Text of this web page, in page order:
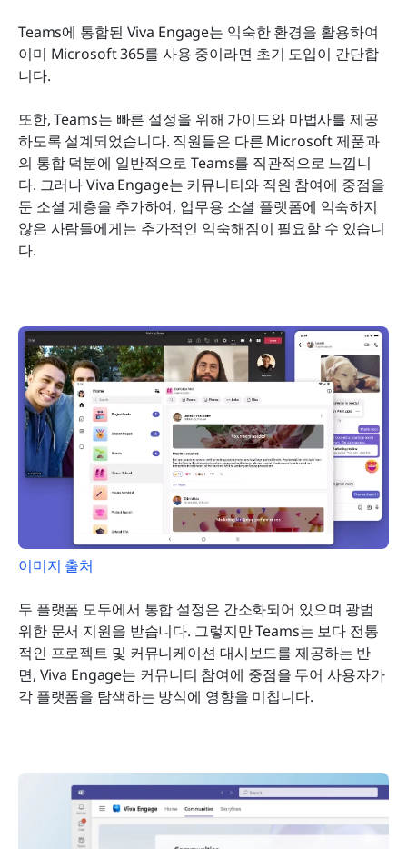
Teams에 통합된 Viva Engage는 익숙한 환경을 활용하여
이미 Microsoft 365를 사용 중이라면 초기 도입이 간단합
니다.
또한, Teams는 빠른 설정을 위해 가이드와 마법사를 제공
하도록 설계되었습니다. 직원들은 다른 Microsoft 제품과
의 통합 덕분에 일반적으로 Teams를 직관적으로 느낍니
다. 그러나 Viva Engage는 커뮤니티와 직원 참여에 중점을
둔 소셜 계층을 추가하여, 업무용 소셜 플랫폼에 익숙하지
않은 사람들에게는 추가적인 익숙해짐이 필요할 수 있습니
다.
이미지 출처
두 플랫폼 모두에서 통합 설정은 간소화되어 있으며 광범
위한 문서 지원을 받습니다. 그렇지만 Teams는 보다 전통
적인 프로젝트 및 커뮤니케이션 대시보드를 제공하는 반
면, Viva Engage는 커뮤니티 참여에 중점을 두어 사용자가
각 플랫폼을 탐색하는 방식에 영향을 미칩니다.